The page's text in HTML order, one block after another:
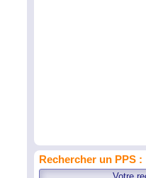
Rechercher un PPS :